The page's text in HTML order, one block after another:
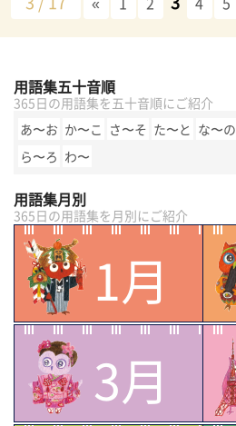
用語集五十音順
365日の用語集を五十音順にご紹介
あ〜お か〜こ さ〜そ た〜と な〜の
ら〜ろ わ〜
用語集月別
365日の用語集を月別にご紹介
1月
3月